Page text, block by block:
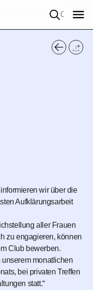
wir über die
Aufklärungsarbeit
aller Frauen
zu engagieren, können
Club bewerben.
monatlichen
bei privaten Treffen
statt.“